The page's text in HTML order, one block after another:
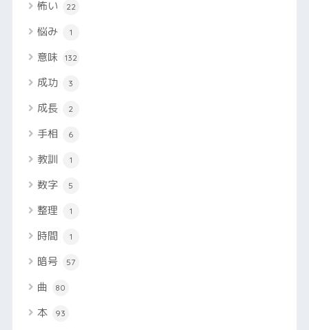
怖い 22
悩み 1
意味 132
成功 3
成長 2
手相 6
教訓 1
数字 5
整理 1
時間 1
暗号 57
曲 80
本 93